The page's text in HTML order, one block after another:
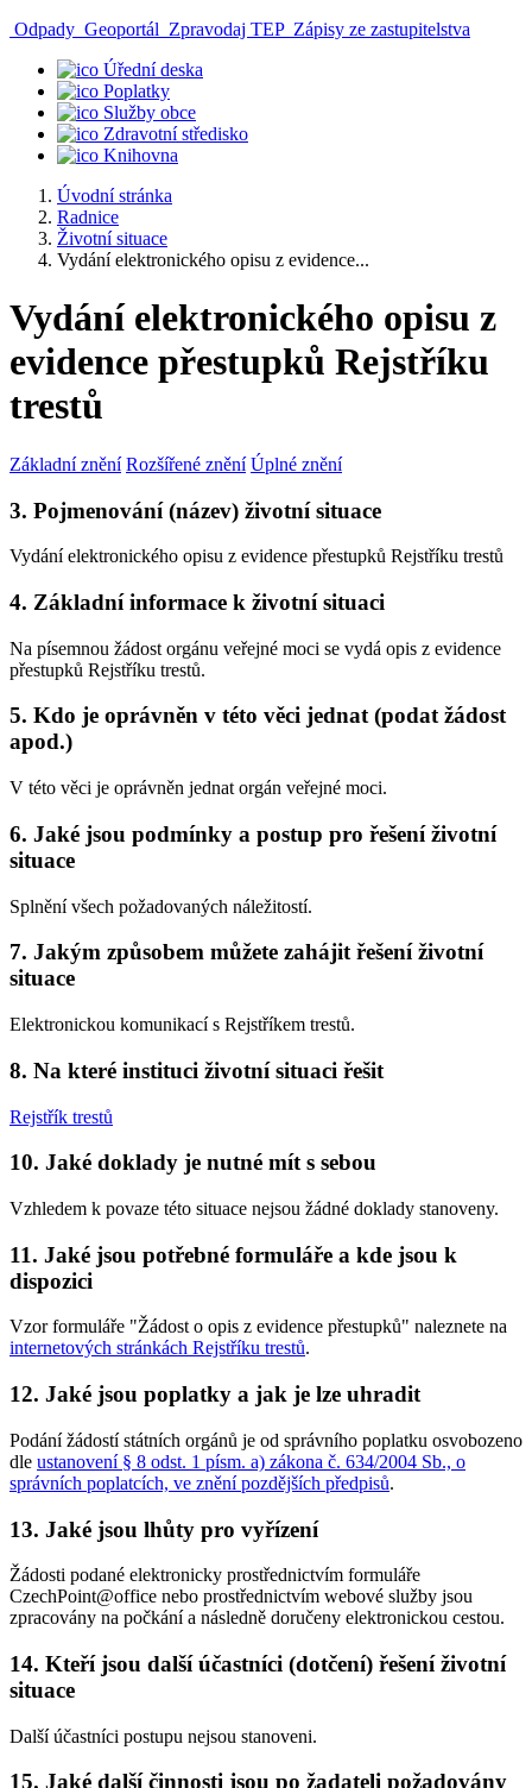
Odpady Geoportál Zpravodaj TEP Zápisy ze zastupitelstva
Úřední deska
Poplatky
Služby obce
Zdravotní středisko
Knihovna
Úvodní stránka
Radnice
Životní situace
Vydání elektronického opisu z evidence...
Vydání elektronického opisu z
evidence přestupků Rejstříku
trestů
Základní znění Rozšířené znění Úplné znění
3. Pojmenování (název) životní situace
Vydání elektronického opisu z evidence přestupků Rejstříku trestů
4. Základní informace k životní situaci
Na písemnou žádost orgánu veřejné moci se vydá opis z evidence
přestupků Rejstříku trestů.
5. Kdo je oprávněn v této věci jednat (podat žádost
apod.)
V této věci je oprávněn jednat orgán veřejné moci.
6. Jaké jsou podmínky a postup pro řešení životní
situace
Splnění všech požadovaných náležitostí.
7. Jakým způsobem můžete zahájit řešení životní
situace
Elektronickou komunikací s Rejstříkem trestů.
8. Na které instituci životní situaci řešit
Rejstřík trestů
10. Jaké doklady je nutné mít s sebou
Vzhledem k povaze této situace nejsou žádné doklady stanoveny.
11. Jaké jsou potřebné formuláře a kde jsou k
dispozici
Vzor formuláře "Žádost o opis z evidence přestupků" naleznete na
internetových stránkách Rejstříku trestů.
12. Jaké jsou poplatky a jak je lze uhradit
Podání žádostí státních orgánů je od správního poplatku osvobozeno
dle ustanovení § 8 odst. 1 písm. a) zákona č. 634/2004 Sb., o
správních poplatcích, ve znění pozdějších předpisů.
13. Jaké jsou lhůty pro vyřízení
Žádosti podané elektronicky prostřednictvím formuláře
CzechPoint@office nebo prostřednictvím webové služby jsou
zpracovány na počkání a následně doručeny elektronickou cestou.
14. Kteří jsou další účastníci (dotčení) řešení životní
situace
Další účastníci postupu nejsou stanoveni.
15. Jaké další činnosti jsou po žadateli požadovány